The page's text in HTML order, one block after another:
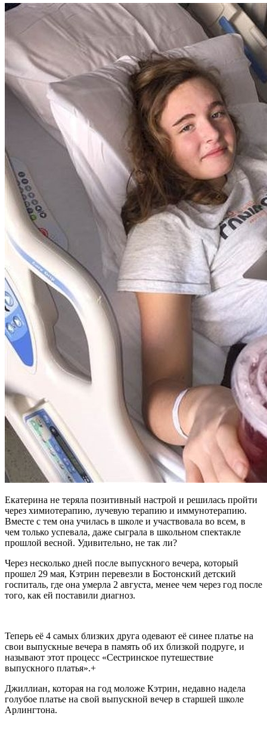
Екатерина не теряла позитивный настрой и решилась пройти
через химиотерапию, лучевую терапию и иммунотерапию.
Вместе с тем она училась в школе и участвовала во всем, в
чем только успевала, даже сыграла в школьном спектакле
прошлой весной. Удивительно, не так ли?
Через несколько дней после выпускного вечера, который
прошел 29 мая, Кэтрин перевезли в Бостонский детский
госпиталь, где она умерла 2 августа, менее чем через год после
того, как ей поставили диагноз.
Теперь её 4 самых близких друга одевают её синее платье на
свои выпускные вечера в память об их близкой подруге, и
называют этот процесс «Сестринское путешествие
выпускного платья».+
Джиллиан, которая на год моложе Кэтрин, недавно надела
голубое платье на свой выпускной вечер в старшей школе
Арлингтона.